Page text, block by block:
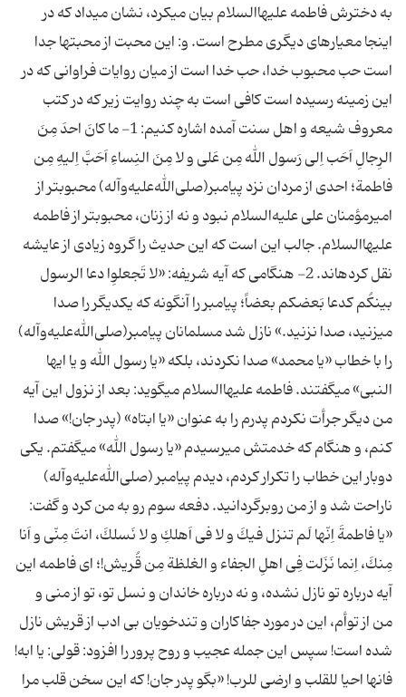
به دخترش فاطمه‏ علیهاالسلام بیان می‏كرد، نشان می‏داد كه در
اینجا معیارهای دیگری مطرح است. و: این محبت از محبت‎ها جدا
است حب محبوب خدا، حب خدا است‏ از میان روایات فراوانی كه در
این زمینه رسیده است كافی است به چند روایت زیر كه در كتب
معروف شیعه و اهل سنت آمده اشاره كنیم: 1- ما كانَ احدَ مِنَ
الرِجالِ اَحَب اِلی رَسول الله مِن عَلی و لا مِنَ النِساءِ اَحَبَّ اِلیهِ مِن
فاطمة؛ احدی از مردان نزد پیامبر(صلی‌الله‌علیه‌و‌آله) محبوب‎تر از
امیرمؤمنان علی‏ علیه‌السلام نبود و نه از زنان، محبوب‎تر از فاطمه
علیهاالسلام. جالب این است كه این حدیث را گروه زیادی از عایشه
نقل كرده‏اند. 2- هنگامی كه آیه شریفه: «لا تَجعلوِا دعا الرسول
بینكُم كدعا بَعضكم بعضاً؛ پیامبر را آنگونه كه یكدیگر را صدا
می‏زنید، صدا نزنید.» نازل شد مسلمانان پیامبر(صلی‌الله‌علیه‌و‌آله)
را با خطاب «یا محمد» صدا نكردند، بلكه «یا رسول الله و یا ایها
النبی» می‏گفتند. فاطمه علیهاالسلام می‏گوید: بعد از نزول این آیه
من دیگر جرأت نكردم پدرم را به عنوان «یا ابتاه» (پدر جان!» صدا
كنم، و هنگام كه خدمتش می‏رسیدم «یا رسول ‏الله» می‏گفتم. یكی
دوبار این خطاب را تكرار كردم، دیدم پیامبر (صلی‌الله‌علیه‌و‌آله)
ناراحت شد و از من روبرگردانید. دفعه سوم رو به من كرد و گفت:
«یا فاطمةَ اِنّها لَم تنزل فیكَ و لا فی اَهلكِ و لا نَسلكَ، انتَ مِنّی و اَنا
مِنكَ، اِنما نَزَلت فِی اهلِ الجفاء و الغلظة مِن قُریش!؛ ای فاطمه این
آیه درباره تو نازل نشده، و نه درباره خاندان و نسل تو، تو از منی و
من از توأم، این در مورد جفاكاران و تندخویان بی ادب از قریش نازل
شده است! سپس این جمله عجیب و روح پرور را افزود: قولی: یا ابه!
فانها احیا للقلب و ارضی للرب! «بگو پدر جان! كه این سخن قلب مرا